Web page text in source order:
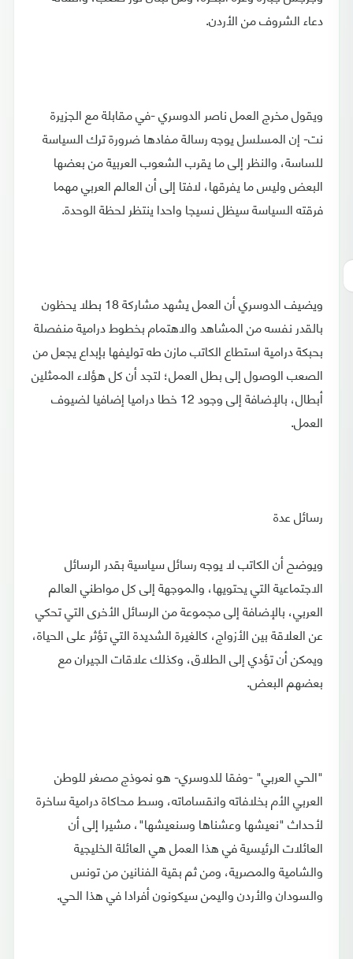
دعاء الشروف من الأردن.
ويقول مخرج العمل ناصر الدوسري -في مقابلة مع الجزيرة
نت- إن المسلسل يوجه رسالة مفادها ضرورة ترك السياسة
للساسة، والنظر إلى ما يقرب الشعوب العربية من بعضها
البعض وليس ما يفرقها، لافتا إلى أن العالم العربي مهما
فرقته السياسة سيظل نسيجا واحدا ينتظر لحظة الوحدة.
ويضيف الدوسري أن العمل يشهد مشاركة 18 بطلا يحظون
بالقدر نفسه من المشاهد والاهتمام بخطوط درامية منفصلة
بحبكة درامية استطاع الكاتب مازن طه توليفها بإبداع يجعل من
الصعب الوصول إلى بطل العمل؛ لتجد أن كل هؤلاء الممثلين
أبطال، بالإضافة إلى وجود 12 خطا دراميا إضافيا لضيوف
العمل.
رسائل عدة
ويوضح أن الكاتب لا يوجه رسائل سياسية بقدر الرسائل
الاجتماعية التي يحتويها، والموجهة إلى كل مواطني العالم
العربي، بالإضافة إلى مجموعة من الرسائل الأخرى التي تحكي
عن العلاقة بين الأزواج، كالغيرة الشديدة التي تؤثر على الحياة،
ويمكن أن تؤدي إلى الطلاق، وكذلك علاقات الجيران مع
بعضهم البعض.
"الحي العربي" -وفقا للدوسري- هو نموذج مصغر للوطن
العربي الأم بخلافاته وانقساماته، وسط محاكاة درامية ساخرة
لأحداث "نعيشها وعشناها وسنعيشها"، مشيرا إلى أن
العائلات الرئيسية في هذا العمل هي العائلة الخليجية
والشامية والمصرية، ومن ثم بقية الفنانين من تونس
والسودان والأردن واليمن سيكونون أفرادا في هذا الحي.